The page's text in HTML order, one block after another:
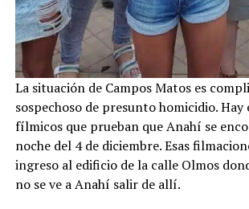
La situación de Campos Matos es
sospechoso de presunto homicidio. Hay
fílmicos que prueban que Anahí se
noche del 4 de diciembre. Esas
ingreso al edificio de la calle Olmos
no se ve a Anahí salir de allí.